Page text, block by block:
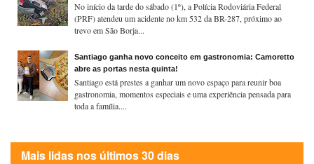
No início da tarde do sábado (1º), a Polícia Rodoviária Federal
(PRF) atendeu um acidente no km 532 da BR-287, próximo ao
trevo em São Borja...
Santiago ganha novo conceito em gastronomia: Camoretto
abre as portas nesta quinta!
Santiago está prestes a ganhar um novo espaço para reunir boa
gastronomia, momentos especiais e uma experiência pensada para
toda a família....
Mais lidas nos últimos 30 dias